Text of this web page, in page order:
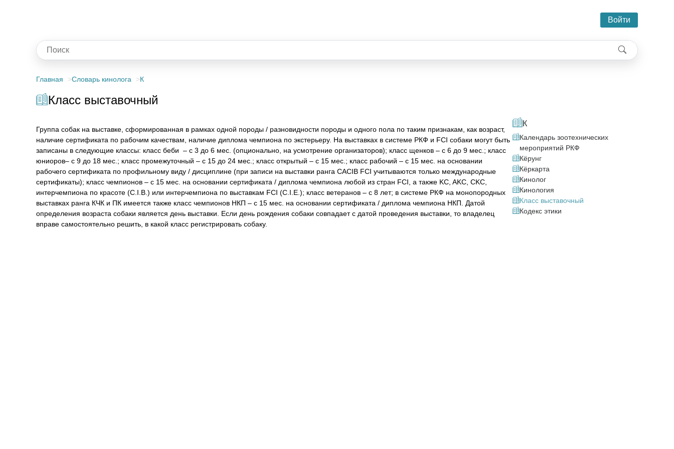
Войти
Главная Словарь кинолога К
Класс выставочный
Группа собак на выставке, сформированная в рамках одной породы / разновидности породы и одного пола по таким признакам, как возраст,
наличие сертификата по рабочим качествам, наличие диплома чемпиона по экстерьеру. На выставках в системе РКФ и FCI собаки могут быть
записаны в следующие классы: класс беби – с 3 до 6 мес. (опционально, на усмотрение организаторов); класс щенков – с 6 до 9 мес.; класс
юниоров– с 9 до 18 мес.; класс промежуточный – с 15 до 24 мес.; класс открытый – с 15 мес.; класс рабочий – с 15 мес. на основании
рабочего сертификата по профильному виду / дисциплине (при записи на выставки ранга CACIB FCI учитываются только международные
сертификаты); класс чемпионов – с 15 мес. на основании сертификата / диплома чемпиона любой из стран FCI, а также KC, AKC, CKC,
интерчемпиона по красоте (C.I.B.) или интерчемпиона по выставкам FCI (C.I.E.); класс ветеранов – с 8 лет; в системе РКФ на монопородных
выставках ранга КЧК и ПК имеется также класс чемпионов НКП – с 15 мес. на основании сертификата / диплома чемпиона НКП. Датой
определения возраста собаки является день выставки. Если день рождения собаки совпадает с датой проведения выставки, то владелец
вправе самостоятельно решить, в какой класс регистрировать собаку.
К
Календарь зоотехнических
мероприятий РКФ
Кёрунг
Кёркарта
Кинолог
Кинология
Класс выставочный
Кодекс этики